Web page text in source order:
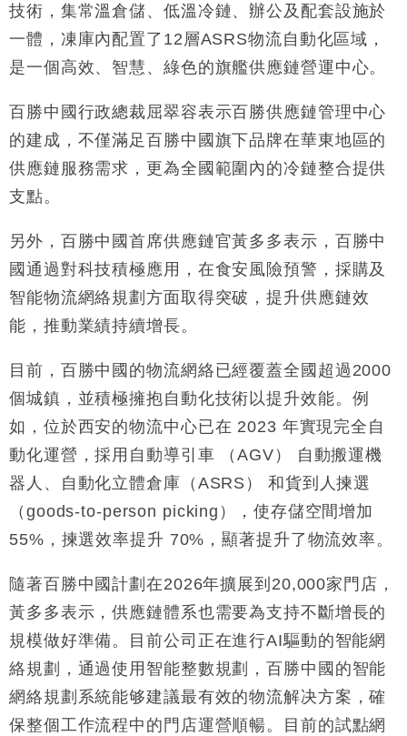
12:30
財經｜香港7月PMI回落至51 企業擴張放慢兼縮減人
手
11:40
財經｜黑石傳再籌逾360億美元 支援Anthropic租用
Google晶片
10:57
財經｜美商務部擬擴大金屬關稅範圍 14類產品或加徵
25%
18:15
本地｜新世界K11 9月升級會員制度 增鉑金卡級別鎖
定高消費客群
17:40
16:33
財經｜滙控重啟最多10億美元回購 派息比率目標維持
50%
15:11
財經｜SHEIN傳最快8月中招股 估值料降至400億美
元以下
技術，集常溫倉儲、低溫冷鏈、辦公及配套設施於
一體，凍庫內配置了12層ASRS物流自動化區域，
是一個高效、智慧、綠色的旗艦供應鏈營運中心。
百勝中國行政總裁屈翠容表示百勝供應鏈管理中心
的建成，不僅滿足百勝中國旗下品牌在華東地區的
供應鏈服務需求，更為全國範圍內的冷鏈整合提供
支點。
另外，百勝中國首席供應鏈官黃多多表示，百勝中
國通過對科技積極應用，在食安風險預警，採購及
智能物流網絡規劃方面取得突破，提升供應鏈效
能，推動業績持續增長。
目前，百勝中國的物流網絡已經覆蓋全國超過2000
個城鎮，並積極擁抱自動化技術以提升效能。例
如，位於西安的物流中心已在 2023 年實現完全自
動化運營，採用自動導引車 （AGV） 自動搬運機
器人、自動化立體倉庫（ASRS） 和貨到人揀選
（goods-to-person picking），使存儲空間增加
55%，揀選效率提升 70%，顯著提升了物流效率。
隨著百勝中國計劃在2026年擴展到20,000家門店，
黃多多表示，供應鏈體系也需要為支持不斷增長的
規模做好準備。目前公司正在進行AI驅動的智能網
絡規劃，通過使用智能整數規劃，百勝中國的智能
網絡規劃系統能够建議最有效的物流解决方案，確
保整個工作流程中的門店運營順暢。目前的試點網